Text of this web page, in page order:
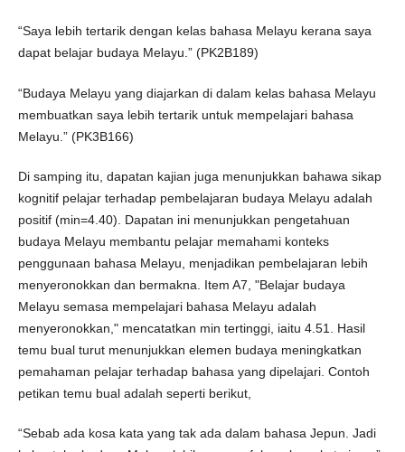
“Saya lebih tertarik dengan kelas bahasa Melayu kerana saya
dapat belajar budaya Melayu.” (PK2B189)
“Budaya Melayu yang diajarkan di dalam kelas bahasa Melayu
membuatkan saya lebih tertarik untuk mempelajari bahasa
Melayu.” (PK3B166)
Di samping itu, dapatan kajian juga menunjukkan bahawa sikap
kognitif pelajar terhadap pembelajaran budaya Melayu adalah
positif (min=4.40). Dapatan ini menunjukkan pengetahuan
budaya Melayu membantu pelajar memahami konteks
penggunaan bahasa Melayu, menjadikan pembelajaran lebih
menyeronokkan dan bermakna. Item A7, "Belajar budaya
Melayu semasa mempelajari bahasa Melayu adalah
menyeronokkan," mencatatkan min tertinggi, iaitu 4.51. Hasil
temu bual turut menunjukkan elemen budaya meningkatkan
pemahaman pelajar terhadap bahasa yang dipelajari. Contoh
petikan temu bual adalah seperti berikut,
“Sebab ada kosa kata yang tak ada dalam bahasa Jepun. Jadi